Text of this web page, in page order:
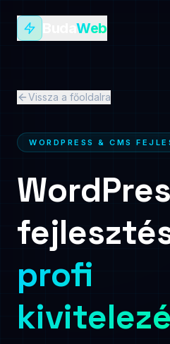
Web
Vissza a főoldalra
WORDPRESS & CMS
profi